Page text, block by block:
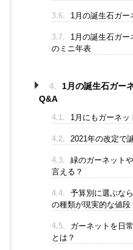
3.6. 1月の誕生石ガ
3.7.
1月の誕生石ガ
のミニ年表
4.
1月の誕生石ガー
Q&A
4.1. 1月にもガーネッ
4.2. 2021年の改定で
4.3.
緑のガーネット
言える？
4.4.
予算別に選ぶな
の種類が現実的な値段
4.5.
ガーネットを日
とは？